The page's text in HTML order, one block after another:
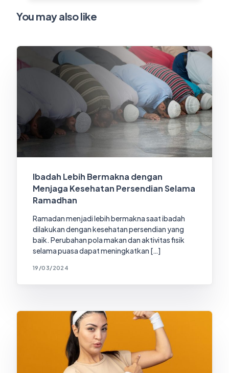
You may also like
Ibadah Lebih Bermakna dengan
Menjaga Kesehatan Persendian Selama
Ramadhan
Ramadan menjadi lebih bermakna saat ibadah
dilakukan dengan kesehatan persendian yang
baik. Perubahan pola makan dan aktivitas fisik
selama puasa dapat meningkatkan […]
19/03/2024